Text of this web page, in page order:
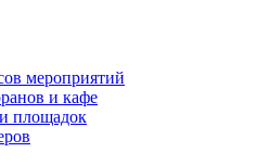
мероприятий
и кафе
площадок